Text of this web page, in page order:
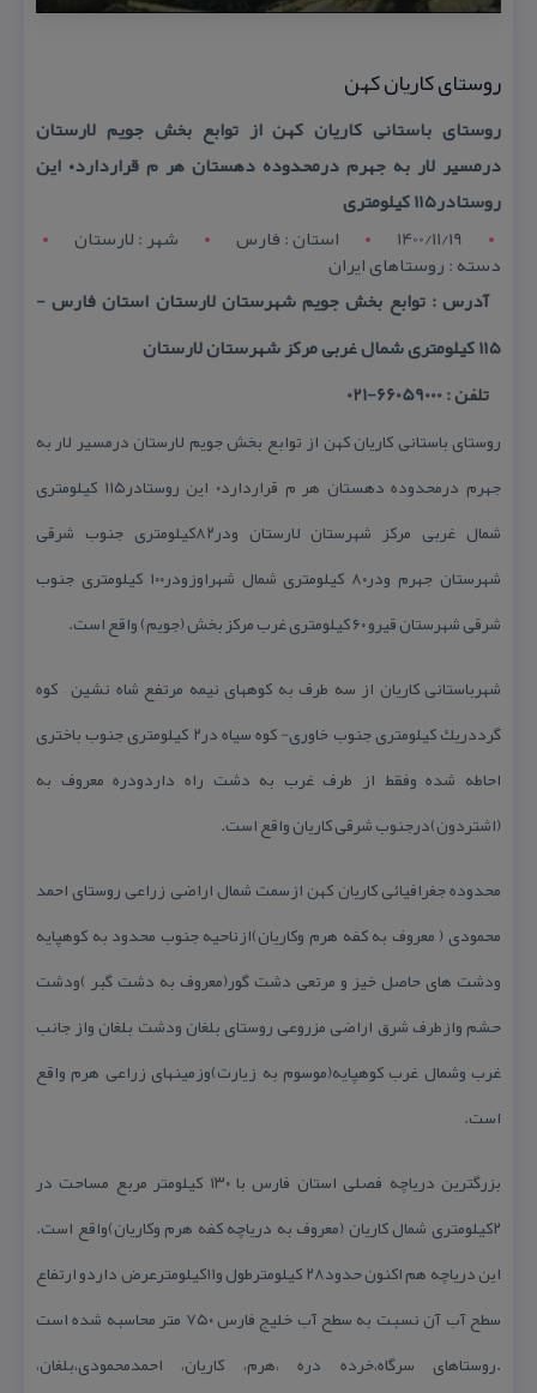
روستای كاریان كهن
روستای باستانی كاریان كهن از توابع بخش جویم لارستان
درمسیر لار به جهرم درمحدوده دهستان هر م قراردارد۰ این
روستادر۱۱۵ كیلومتری
1400/11/19
استان : فارس شهر : لارستان
دسته : روستاهای ایران
آدرس : توابع بخش جویم شهرستان لارستان استان فارس -
۱۱۵ كیلومتری شمال غربی مركز شهرستان لارستان
تلفن : 66059000-021
روستای باستانی كاریان كهن از توابع بخش جویم لارستان درمسیر لار به
جهرم درمحدوده دهستان هر م قراردارد۰ این روستادر۱۱۵ كیلومتری
شمال غربی مركز شهرستان لارستان ودر۸۲كیلومتری جنوب شرقی
شهرستان جهرم ودر۸۰ كیلومتری شمال شهراوزودر۱۰۰ كیلومتری جنوب
شرقی شهرستان قیرو ۶۰ كیلومتری غرب مركز بخش (جویم) واقع است.
شهرباستانی كاریان از سه طرف به كوههای نیمه مرتفع شاه نشین – كوه
گرددریك كیلومتری جنوب خاوری- كوه سیاه در۲ كیلومتری جنوب باختری
احاطه شده وفقط از طرف غرب به دشت راه داردودره معروف به
(اشتردون)درجنوب شرقی كاریان واقع است.
محدوده جغرافیائی كاریان كهن ازسمت شمال اراضی زراعی روستای احمد
محمودی ( معروف به كفه هرم وكاریان)ازناحیه جنوب محدود به كوهپایه
ودشت های حاصل خیز و مرتعی دشت گور(معروف به دشت گبر )ودشت
حشم وازطرف شرق اراضی مزروعی روستای بلغان ودشت بلغان واز جانب
غرب وشمال غرب كوهپایه(موسوم به زیارت)وزمینهای زراعی هرم واقع
است.
بزرگترین دریاچه فصلی استان فارس با ۱۳۰ كیلومتر مربع مساحت در
۲كیلومتری شمال كاریان (معروف به دریاچه كفه هرم وكاریان)واقع است.
این دریاچه هم اكنون حدود۲۸ كیلومترطول و۱۱كیلومترعرض داردو ارتفاع
سطح آب آن نسبت به سطح آب خلیج فارس ۷۵۰ متر محاسبه شده است
.روستاهای سرگاه،خرده دره ،هرم، كاریان، احمدمحمودی،بلغان،